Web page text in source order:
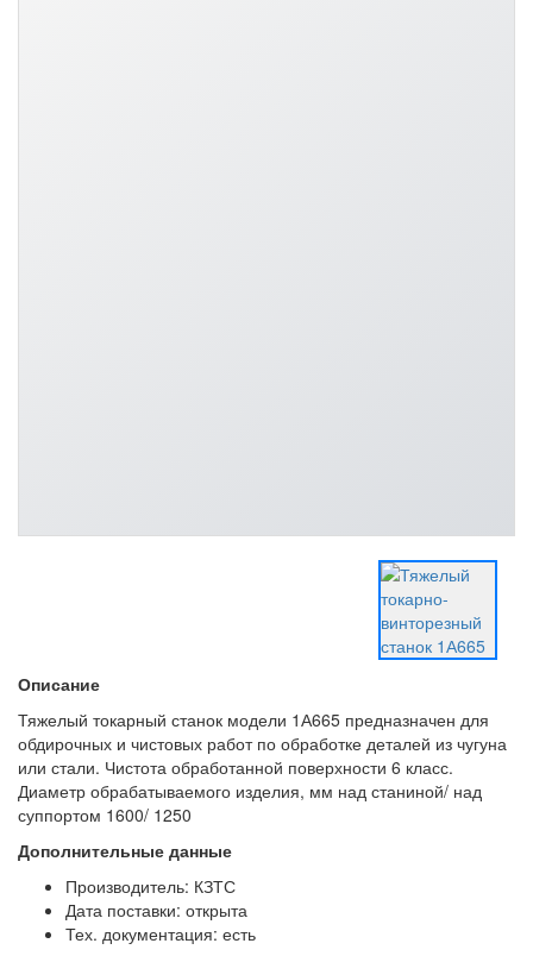
Описание
Тяжелый токарный станок модели 1А665 предназначен для
обдирочных и чистовых работ по обработке деталей из чугуна
или стали. Чистота обработанной поверхности 6 класс.
Диаметр обрабатываемого изделия, мм над станиной/ над
суппортом 1600/ 1250
Дополнительные данные
Производитель: КЗТС
Дата поставки: открыта
Тех. документация: есть